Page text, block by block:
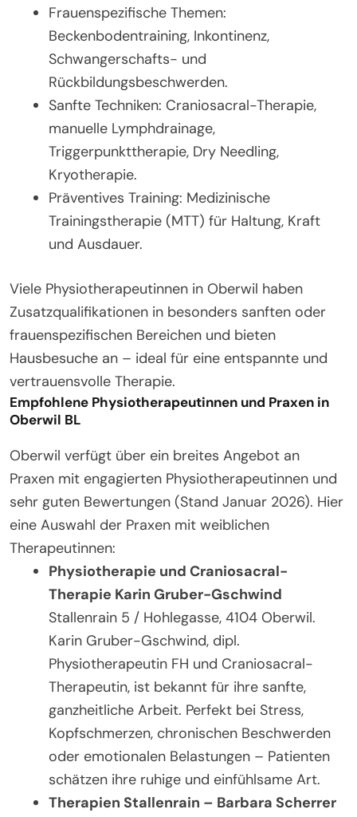
Frauenspezifische Themen:
Beckenbodentraining, Inkontinenz,
Schwangerschafts- und
Rückbildungsbeschwerden.
Sanfte Techniken: Craniosacral-Therapie,
manuelle Lymphdrainage,
Triggerpunkttherapie, Dry Needling,
Kryotherapie.
Präventives Training: Medizinische
Trainingstherapie (MTT) für Haltung, Kraft
und Ausdauer.
Viele Physiotherapeutinnen in Oberwil haben
Zusatzqualifikationen in besonders sanften oder
frauenspezifischen Bereichen und bieten
Hausbesuche an – ideal für eine entspannte und
vertrauensvolle Therapie.
Empfohlene Physiotherapeutinnen und Praxen in
Oberwil BL
Oberwil verfügt über ein breites Angebot an
Praxen mit engagierten Physiotherapeutinnen und
sehr guten Bewertungen (Stand Januar 2026). Hier
eine Auswahl der Praxen mit weiblichen
Therapeutinnen:
Physiotherapie und Craniosacral-
Therapie Karin Gruber-Gschwind
Stallenrain 5 / Hohlegasse, 4104 Oberwil.
Karin Gruber-Gschwind, dipl.
Physiotherapeutin FH und Craniosacral-
Therapeutin, ist bekannt für ihre sanfte,
ganzheitliche Arbeit. Perfekt bei Stress,
Kopfschmerzen, chronischen Beschwerden
oder emotionalen Belastungen – Patienten
schätzen ihre ruhige und einfühlsame Art.
Therapien Stallenrain – Barbara Scherrer